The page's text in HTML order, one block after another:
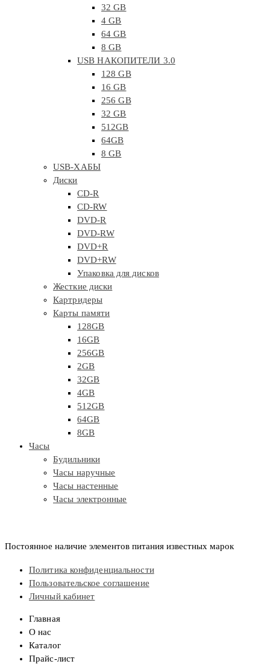
32 GB
4 GB
64 GB
8 GB
USB НАКОПИТЕЛИ 3.0
128 GB
16 GB
256 GB
32 GB
512GB
64GB
8 GB
USB-ХАБЫ
Диски
CD-R
CD-RW
DVD-R
DVD-RW
DVD+R
DVD+RW
Упаковка для дисков
Жесткие диски
Картридеры
Карты памяти
128GB
16GB
256GB
2GB
32GB
4GB
512GB
64GB
8GB
Часы
Будильники
Часы наручные
Часы настенные
Часы электронные
Постоянное наличие элементов питания известных марок
Политика конфиденциальности
Пользовательское соглашение
Личный кабинет
Главная
О нас
Каталог
Прайс-лист